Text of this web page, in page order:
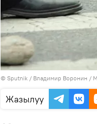
© Sputnik / Владимир Воронин /
Жазылуу